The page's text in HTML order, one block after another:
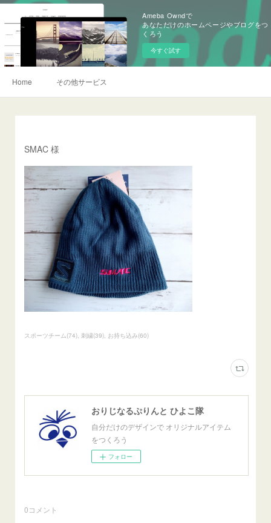
Ameba Owndで
あなただけのホームページやブログをつ
くろう
今すぐ試す
Home その他サービス
SMAC 様
スポーツチーム(74) 刺繍(39) お持ち込み(60)
おりじなるぷりんと ひよこ隊
自分だけのデザインで オリジナルアイテム
をつくろう
フォロー
0コメント